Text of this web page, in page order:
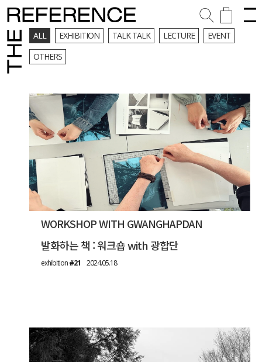
ALL EXHIBITION TALK TALK LECTURE
EVENT
OTHERS
WORKSHOP WITH GWANGHAPDAN
발화하는 책 : 워크숍 with 광합단
exhibition#21 2024.05.18